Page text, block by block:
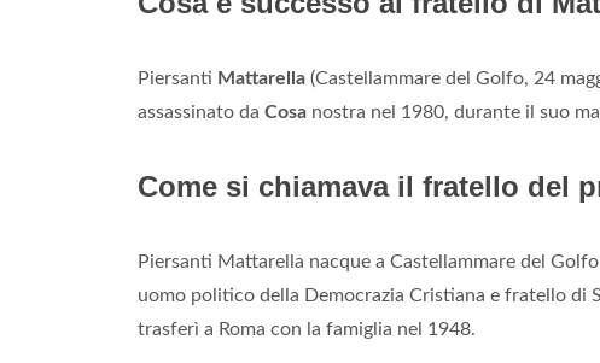
Piersanti Mattarella (Castellammare del Golfo, 24
assassinato da Cosa nostra nel 1980, durante il suo
Come si chiamava il fratello del
Piersanti Mattarella nacque a Castellammare del
uomo politico della Democrazia Cristiana e fratello di
trasferì a Roma con la famiglia nel 1948.